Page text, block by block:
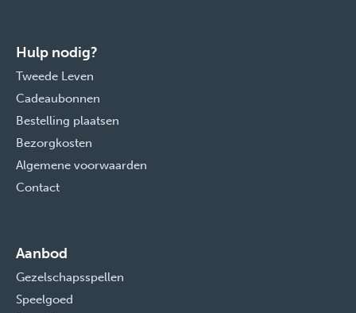
Hulp nodig?
Tweede Leven
Cadeaubonnen
Bestelling plaatsen
Bezorgkosten
Algemene voorwaarden
Contact
Aanbod
Gezelschapsspellen
Speelgoed